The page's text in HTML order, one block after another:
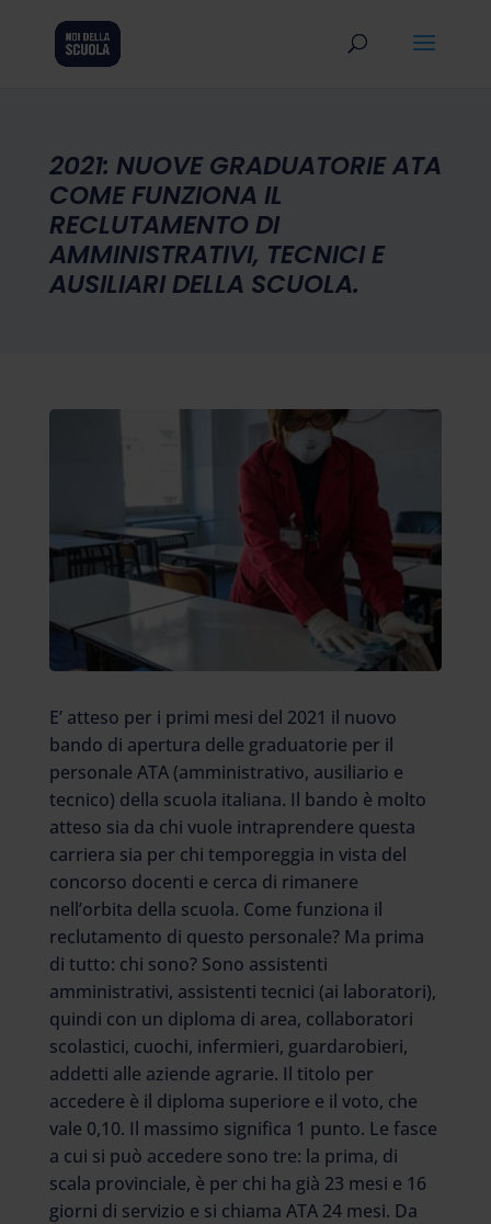
2021: NUOVE GRADUATORIE ATA
COME FUNZIONA IL
RECLUTAMENTO DI
AMMINISTRATIVI, TECNICI E
AUSILIARI DELLA SCUOLA.
E’ atteso per i primi mesi del 2021 il nuovo
bando di apertura delle graduatorie per il
personale ATA (amministrativo, ausiliario e
tecnico) della scuola italiana. Il bando è molto
atteso sia da chi vuole intraprendere questa
carriera sia per chi temporeggia in vista del
concorso docenti e cerca di rimanere
nell’orbita della scuola. Come funziona il
reclutamento di questo personale? Ma prima
di tutto: chi sono? Sono assistenti
amministrativi, assistenti tecnici (ai laboratori),
quindi con un diploma di area, collaboratori
scolastici, cuochi, infermieri, guardarobieri,
addetti alle aziende agrarie. Il titolo per
accedere è il diploma superiore e il voto, che
vale 0,10. Il massimo significa 1 punto. Le fasce
a cui si può accedere sono tre: la prima, di
scala provinciale, è per chi ha già 23 mesi e 16
giorni di servizio e si chiama ATA 24 mesi. Da